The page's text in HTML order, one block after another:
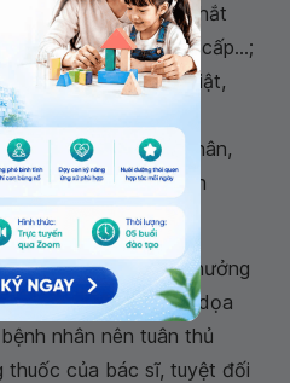
gánh thể tích, co thắt
tổn thương phổi cấp...;
loạn nhịp tim, co giật,
giảm oxy máu...;
ương: Co giật toàn thân,
mê, mê sảng, rối loạn
cảm 3 vòng sẽ ảnh hưởng
thậm chí có thể đe dọa
nhân nên tuân thủ
thuốc của bác sĩ, tuyệt đối